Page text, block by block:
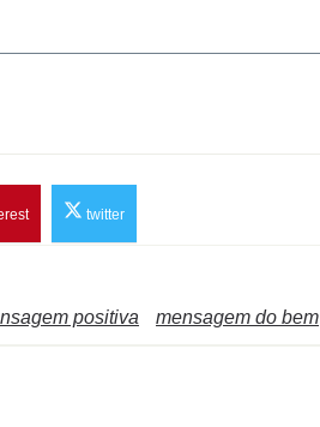
twitter
positiva mensagem do bem